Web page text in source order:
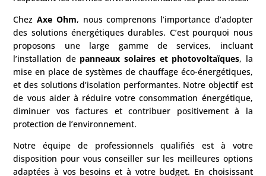
ChezAxe Ohm, nous comprenons l’importance d’adopter
des solutions énergétiques durables. C’est pourquoi nous
proposons une large gamme de services, incluant
l’installation de panneaux solaires et photovoltaïques, la
mise en place de systèmes de chauffage éco-énergétiques,
et des solutions d’isolation performantes. Notre objectif est
de vous aider à réduire votre consommation énergétique,
diminuer vos factures et contribuer positivement à la
protection de l’environnement.
Notre équipe de professionnels qualifiés est à votre
disposition pour vous conseiller sur les meilleures options
adaptées à vos besoins et à votre budget. En choisissant